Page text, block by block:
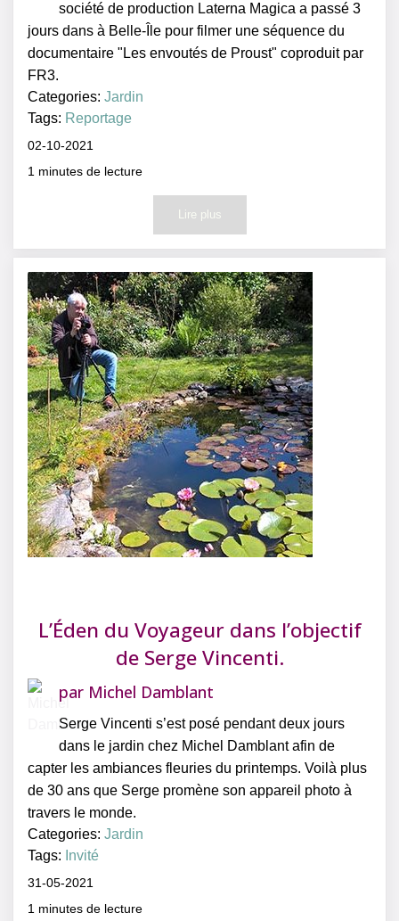
société de production Laterna Magica a passé 3
jours dans à Belle-Île pour filmer une séquence du
documentaire "Les envoutés de Proust" coproduit par
FR3.
Categories:Jardin
Tags: Reportage
02-10-2021
1 minutes de lecture
Lire plus
L’Éden du Voyageur dans l’objectif
de Serge Vincenti.
par Michel Damblant
Serge Vincenti s’est posé pendant deux jours
dans le jardin chez Michel Damblant afin de
capter les ambiances fleuries du printemps. Voilà plus
de 30 ans que Serge promène son appareil photo à
travers le monde.
Categories:Jardin
Tags: Invité
31-05-2021
1 minutes de lecture